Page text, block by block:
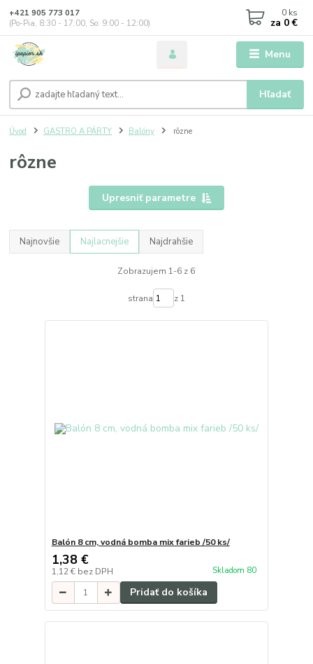
Menu
Hľadať
+421 905 773 017
(Po-Pia, 8:30 - 17:00, So: 9:00 - 12:00)
0 ks
za 0 €
Úvod GASTRO A PÁRTY Balóny rôzne
rôzne
Upresniť parametre
Najnovšie Najlacnejšie Najdrahšie
Zobrazujem 1-6 z 6
strana z 1
Balón 8 cm, vodná bomba mix farieb /50 ks/
1,38 €
1,12 € bez DPH Skladom 80
Pridať do košíka